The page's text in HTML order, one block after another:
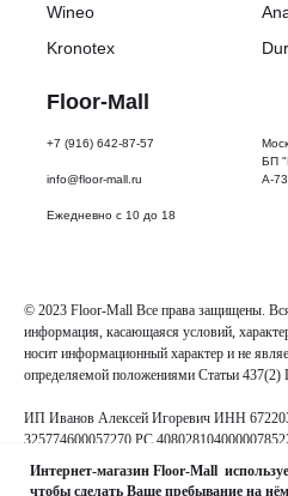
Интернет-магазин Floor-Mall
чтобы сделать Ваше пребывание на
Floor-Mall
+7 (916) 642-87-57
info@floor-mall.ru
Ежедневно с 10 до 18
БП
А-
Wineo
Kronotex
© 2023 Floor-Mall Все права защищены. Вся
информация, касающаяся условий,
носит информационный характер и не
определяемой положениями Статьи 437(2)
ИП Иванов Алексей Игоревич ИНН
325774600057270 РС